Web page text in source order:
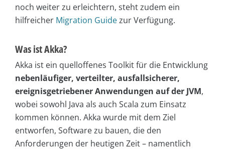
noch weiter zu erleichtern, steht zudem ein
hilfreicher Migration Guidezur Verfügung.
Was ist Akka?
Akka ist ein quelloffenes Toolkit für die Entwicklung
nebenläufiger, verteilter, ausfallsicherer,
ereignisgetriebener Anwendungen auf der JVM,
wobei sowohl Java als auch Scala zum Einsatz
kommen können. Akka wurde mit dem Ziel
entworfen, Software zu bauen, die den
Anforderungen der heutigen Zeit – namentlich